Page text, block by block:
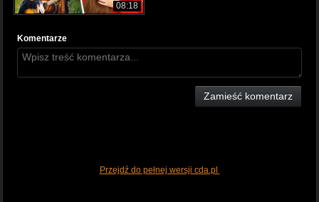
08:18
Komentarze
Zamieść komentarz
Przejdź do pełnej wersji cda.pl